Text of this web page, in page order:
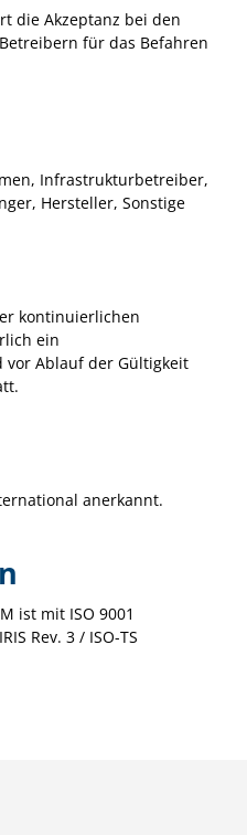
die Akzeptanz bei den
für das Befahren
Infrastrukturbetreiber,
Hersteller, Sonstige
kontinuierlichen
ein
Ablauf der Gültigkeit
anerkannt.
ist mit ISO 9001
Rev. 3 / ISO-TS